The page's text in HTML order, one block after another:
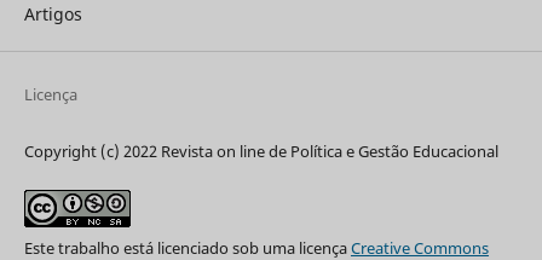
Artigos
Licença
Copyright (c) 2022 Revista on line de Política e Gestão Educacional
Este trabalho está licenciado sob uma licençaCreative Commons